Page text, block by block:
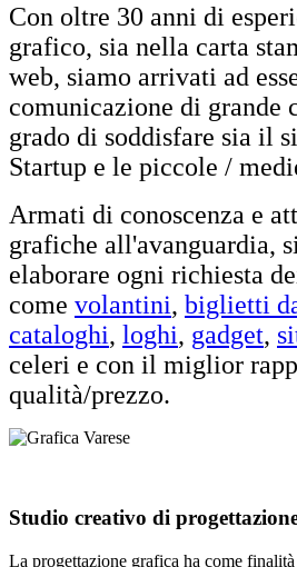
Con oltre 30 anni di
grafico, sia nella carta
web, siamo arrivati ad
comunicazione di grande
grado di soddisfare sia il
Startup e le piccole /
Armati di conoscenza e
grafiche all'avanguardia,
elaborare ogni richiesta
come volantini, biglietti
cataloghi, loghi, gadget,
celeri e con il miglior
qualità/prezzo.
Studio creativo di
La progettazione grafica ha come